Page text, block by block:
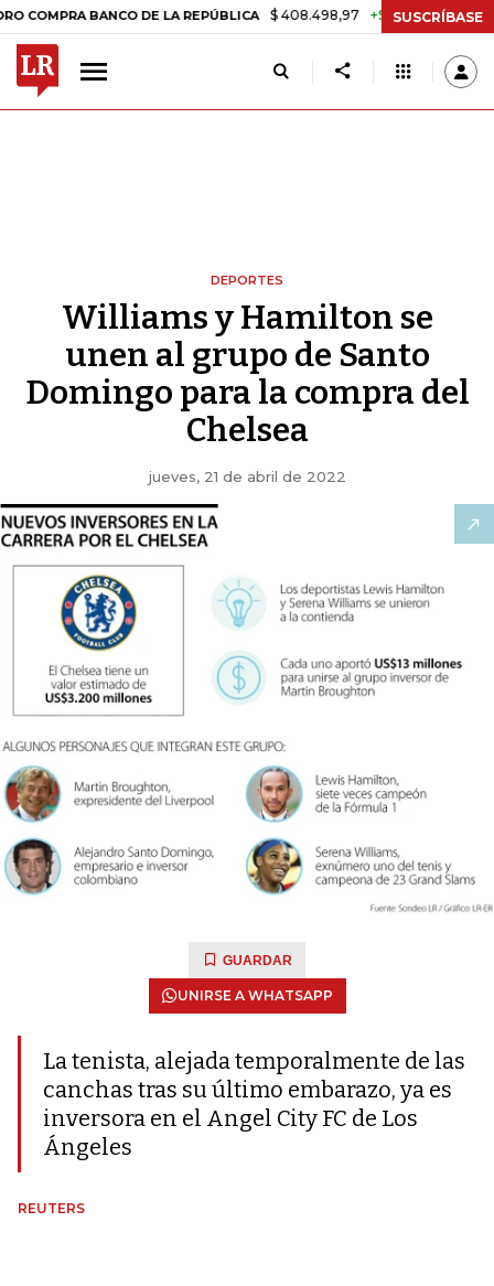
BANCO DE LA REPÚBLICA $ 408.498,97 +$ 8.753,81 +2,19%
SUSCRÍBASE
DEPORTES
Williams y Hamilton se
unen al grupo de Santo
Domingo para la compra del
Chelsea
jueves, 21 de abril de 2022
GUARDAR
UNIRSE A WHATSAPP
La tenista, alejada temporalmente de las
canchas tras su último embarazo, ya es
inversora en el Angel City FC de Los
Ángeles
REUTERS